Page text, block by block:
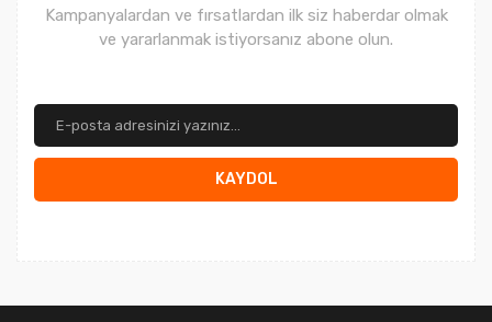
Kampanyalardan ve fırsatlardan ilk siz haberdar olmak
ve yararlanmak istiyorsanız abone olun.
KAYDOL